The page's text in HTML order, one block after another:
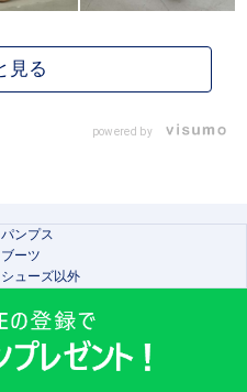
powered by
パンプス
ブーツ
シューズ以外